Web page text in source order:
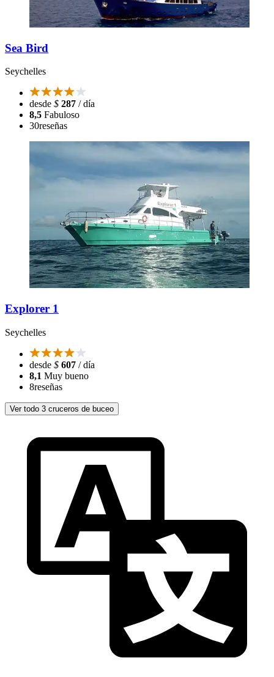
Sea Bird
Seychelles
desde $ 287 / día
8,5 Fabuloso
30reseñas
Explorer 1
Seychelles
desde $ 607 / día
8,1 Muy bueno
8reseñas
Ver todo 3 cruceros de buceo